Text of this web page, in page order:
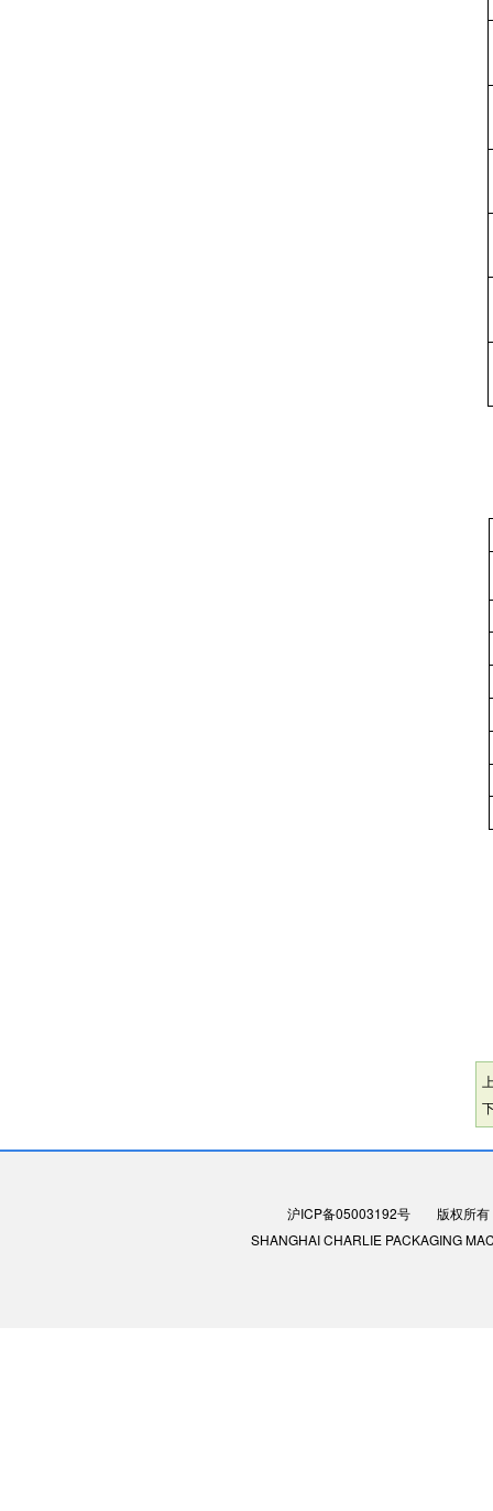
沪ICP备05003192号版权所有：
SHANGHAI CHARLIE PACKAGING